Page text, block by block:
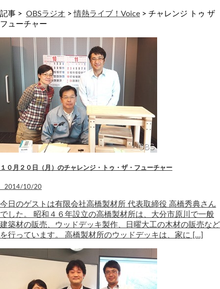
記事 > OBSラジオ >情熱ライブ！Voice > チャレンジ トゥ ザ
フューチャー
１０月２０日（月）のチャレンジ・トゥ・ザ・フューチャー
2014/10/20
今日のゲストは有限会社高橋製材所 代表取締役 高橋秀典さん
でした。 昭和４６年設立の高橋製材所は、大分市原川で一般
建築材の販売、ウッドデッキ製作、日曜大工の木材の販売など
を行っています。 高橋製材所のウッドデッキは、家に […]